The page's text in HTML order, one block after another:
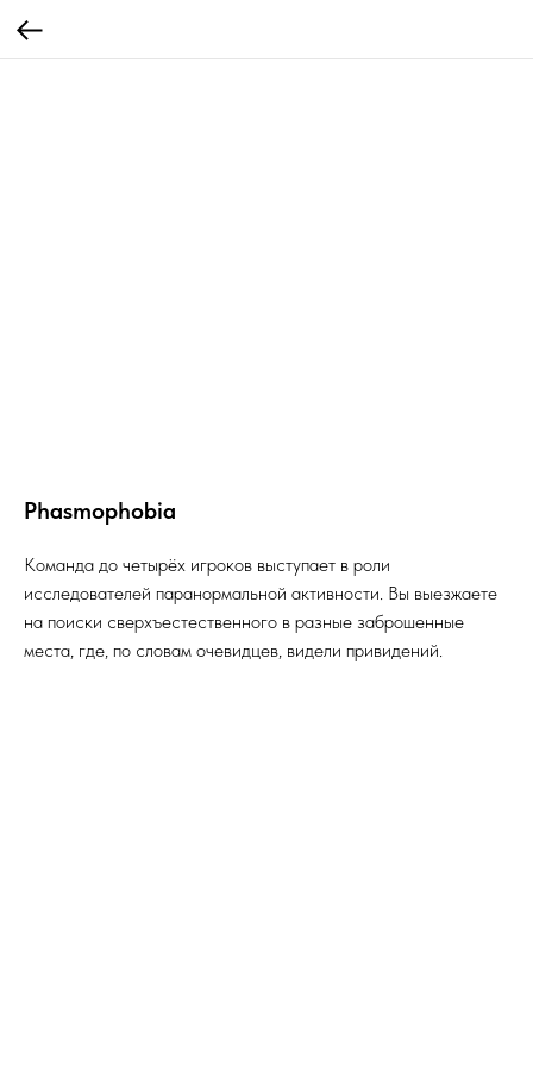
Phasmophobia
Команда до четырёх игроков выступает в роли
исследователей паранормальной активности. Вы выезжаете
на поиски сверхъестественного в разные заброшенные
места, где, по словам очевидцев, видели привидений.